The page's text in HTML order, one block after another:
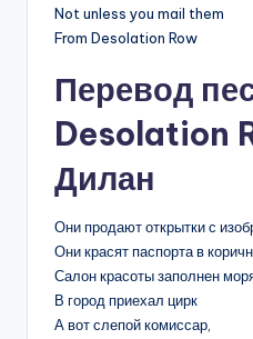
Not unless you mail them
From Desolation Row
Перевод
Desolation
Дилан
Они продают открытки с
Они красят паспорта в
Салон красоты заполнен
В город приехал цирк
А вот слепой комиссар,